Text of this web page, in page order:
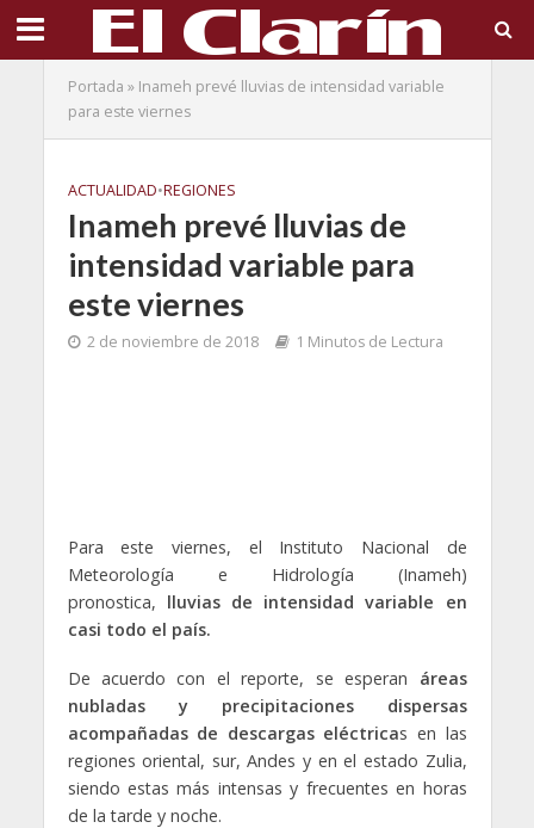
Portada » Inameh prevé lluvias de intensidad variable
para este viernes
ACTUALIDAD•REGIONES
Inameh prevé lluvias de
intensidad variable para
este viernes
2 de noviembre de 2018 1 Minutos de Lectura
Para este viernes, el Instituto Nacional de
Meteorología e Hidrología (Inameh)
pronostica, lluvias de intensidad variable en
casi todo el país.
De acuerdo con el reporte, se esperan áreas
nubladas y precipitaciones dispersas
acompañadas de descargas eléctricas en las
regiones oriental, sur, Andes y en el estado Zulia,
siendo estas más intensas y frecuentes en horas
de la tarde y noche.